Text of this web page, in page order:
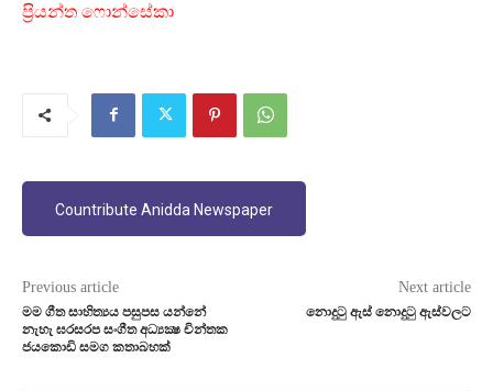
ප‍්‍රියන්ත ෆොන්සේකා
Countribute Anidda Newspaper
Previous article
මම ගීත සාහිත්‍යය පසුපස යන්නේ
නැහැ ඝරසරප සංගීත අධ්‍යක්‍ෂ චින්තක
ජයකොඩි සමග කතාබහක්
Next article
නොදුටු ඇස් නොදුටු ඇස්වලට